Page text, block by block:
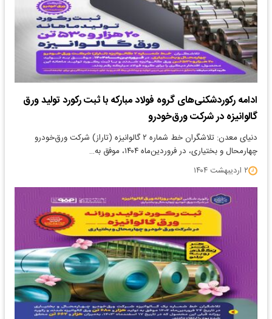
ادامه رکوردشکنی‌های گروه فولاد مبارکه با ثبت رکورد تولید ورق
گالوانیزه در شرکت ورق‌خودرو
دنیای معدن: تلاشگران خط شماره ۲ گالوانیزه (تاراز) شرکت ورق‌خودرو
چهارمحال و بختیاری، در فروردین‌ماه ۱۴۰۴، موفق به…
۲ اردیبهشت ۱۴۰۴